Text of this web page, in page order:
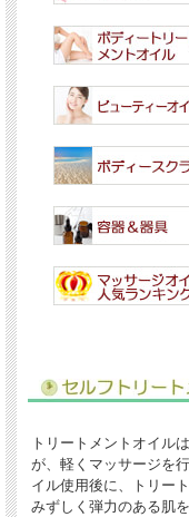
トリートメントオイル
が、軽くマッサージを
イル使用後に、トリー
みずしく弾力のある肌